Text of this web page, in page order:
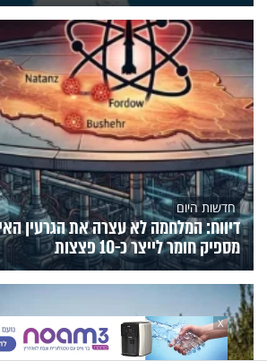
חדשות היום
דיווח: המלחמה לא עצרה את הגרעין
מספיק חומר לייצר כ-10 פצצות
X